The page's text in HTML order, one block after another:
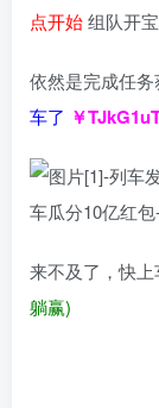
点开始组队开
依然是完成任务
车了 ￥
来不及了，快上
躺赢)